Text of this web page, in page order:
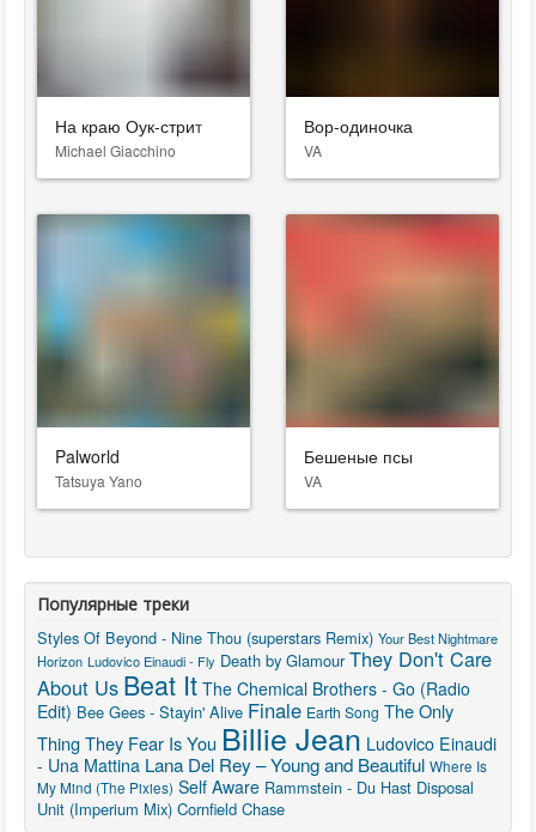
На краю Оук-стрит
Michael Giacchino
Вор-одиночка
VA
Palworld
Tatsuya Yano
Бешеные псы
VA
Популярные треки
Styles Of Beyond - Nine Thou (superstars Remix) Your Best Nightmare
Horizon Ludovico Einaudi - Fly Death by Glamour They Don't Care
About Us Beat It The Chemical Brothers - Go (Radio
Edit) Bee Gees - Stayin' Alive Finale Earth Song The Only
Thing They Fear Is You Billie Jean Ludovico Einaudi
- Una Mattina Lana Del Rey – Young and Beautiful Where Is
My Mind (The Pixies) Self Aware Rammstein - Du Hast Disposal
Unit (Imperium Mix) Cornfield Chase